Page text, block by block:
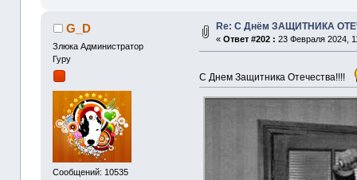
G_D
Злюка Администратор
Гуру
Сообщений: 10535
Re: С Днём ЗАЩИТНИКА
«Ответ #202 : 23 Февраля 2024,
С Днем Защитника Отечества!!!!